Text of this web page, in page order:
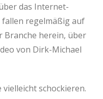
das Internet-
fallen regelmäßig auf
Branche herein, über
von Dirk-Michael
schockieren.